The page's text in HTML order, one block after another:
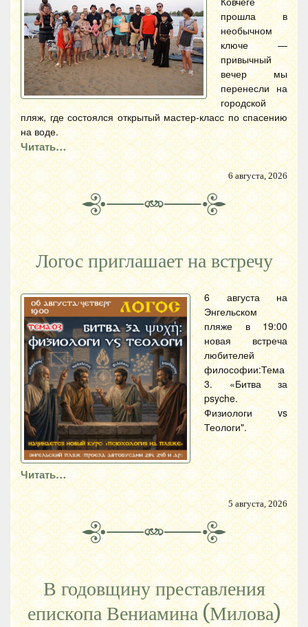
прошла в
необычном
ключе —
привычный
вечер мы
перенесли на
городской
пляж, где состоялся открытый мастер-класс по спасению
на воде.
Читать…
6 августа, 2026
Логос приглашает на встречу
6 августа на
Энгельском
пляже в 19:00
новая встреча
любителей
философии:Тема
3. «Битва за
psyche.
Физиологи vs
Теологи".
Читать…
5 августа, 2026
В годовщину преставления
епископа Вениамина (Милова)